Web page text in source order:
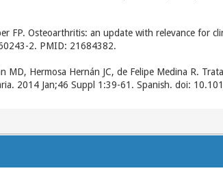
FP. Osteoarthritis: an update with relevance for
2. PMID: 21684382.
MD, Hermosa Hernán JC, de Felipe Medina R.
2014 Jan;46 Suppl 1:39-61. Spanish. doi: